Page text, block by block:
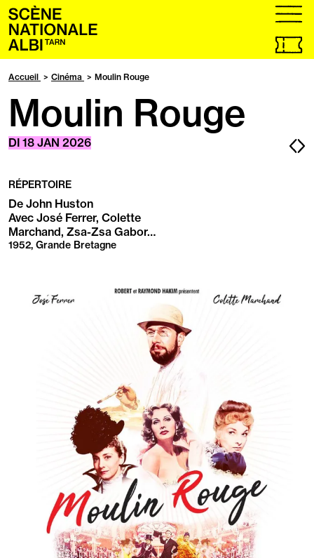
Accueil
Billetterie
en
onglet
menu
Accueil Cinéma Moulin Rouge
Moulin Rouge
DI 18 JAN 2026
RÉPERTOIRE
De John Huston
Avec José Ferrer, Colette
Marchand, Zsa-Zsa Gabor…
1952, Grande Bretagne